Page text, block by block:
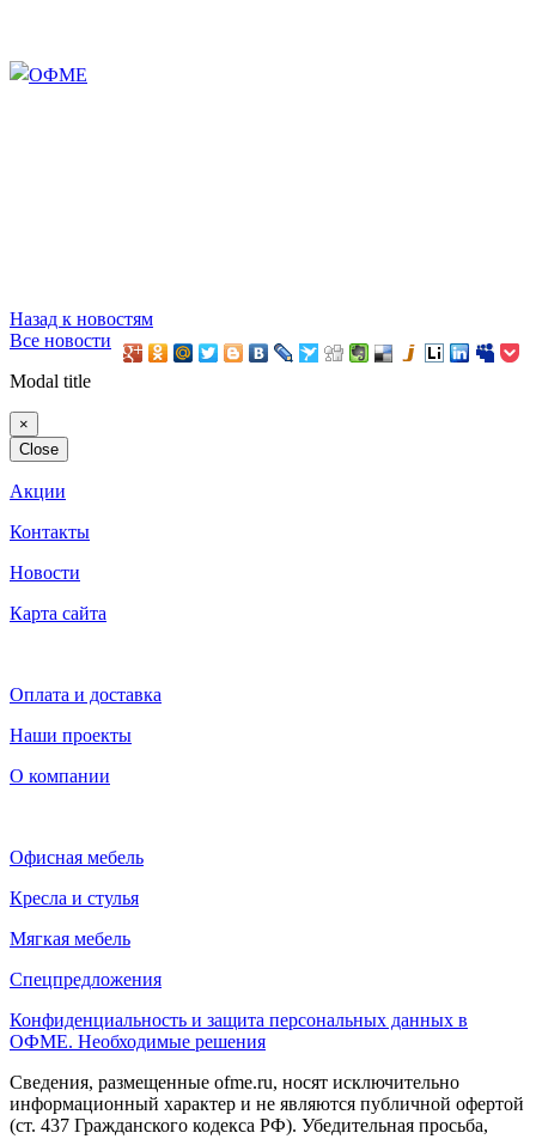
Назад к новостям
Все новости
Modal title
×
Close
Акции
Контакты
Новости
Карта сайта
Оплата и доставка
Наши проекты
О компании
Офисная мебель
Кресла и стулья
Мягкая мебель
Спецпредложения
Конфиденциальность и защита персональных данных в
ОФМЕ. Необходимые решения
Сведения, размещенные ofme.ru, носят исключительно
информационный характер и не являются публичной офертой
(ст. 437 Гражданского кодекса РФ). Убедительная просьба,